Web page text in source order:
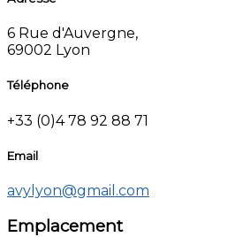
6 Rue d'Auvergne,
69002 Lyon
Téléphone
+33 (0)4 78 92 88 71
Email
avylyon@gmail.com
Emplacement